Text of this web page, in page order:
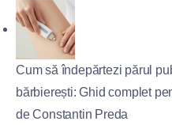
Cum să îndepărtezi părul
bărbierești: Ghid complet
de Constantin Preda